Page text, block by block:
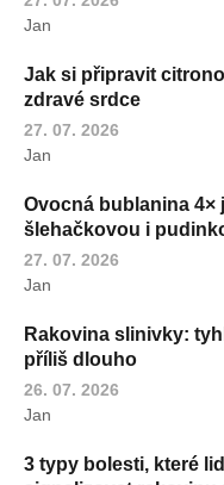
Jan
Jak si připravit
zdravé srdce
27. 07. 2026
Jan
Ovocná bublanina
šlehačkovou i
27. 07. 2026
Jan
Rakovina slinivky:
příliš dlouho
26. 07. 2026
Jan
3 typy bolesti, které